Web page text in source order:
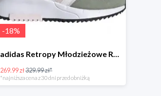
-18%
adidas Retropy Młodzieżowe Różowe
269.99 zł329.99 zł*
*najniższa cena z 30 dni przed obniżką